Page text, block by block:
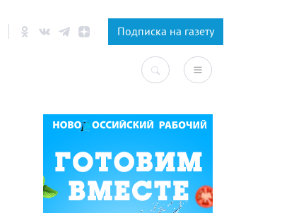
Подписка на газету